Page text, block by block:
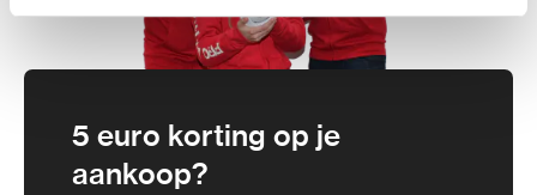
5 euro korting op je
aankoop?